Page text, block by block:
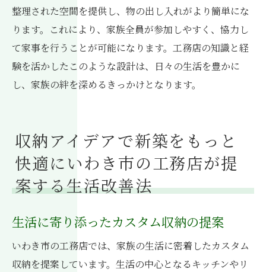
整理された空間を提供し、物の出し入れがより簡単にな
ります。これにより、家族全員が参加しやすく、協力し
て家事を行うことが可能になります。工務店の知識と経
験を活かしたこのような設計は、日々の生活を豊かに
し、家族の絆を深めるきっかけとなります。
収納アイデアで新築をもっと
快適にいわき市の工務店が提
案する生活改善法
生活に寄り添ったカスタム収納の提案
いわき市の工務店では、家族の生活に密着したカスタム
収納を提案しています。生活の中心となるキッチンやリ